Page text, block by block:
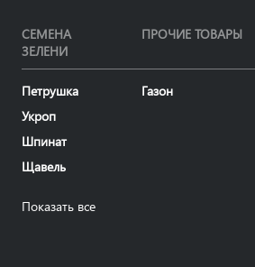
СЕМЕНА
ЗЕЛЕНИ
ПРОЧИЕ ТОВАРЫ
Петрушка
Укроп
Шпинат
Щавель
Показать все
Газон